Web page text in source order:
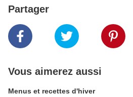
Partager
Vous aimerez aussi
Menus et recettes d'hiver